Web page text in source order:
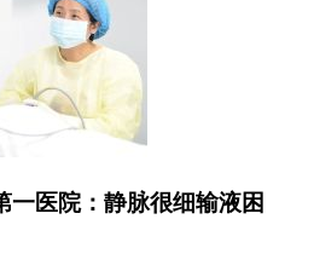
一医院：静脉很细输液困